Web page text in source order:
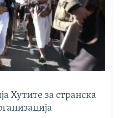
Хутите за странска